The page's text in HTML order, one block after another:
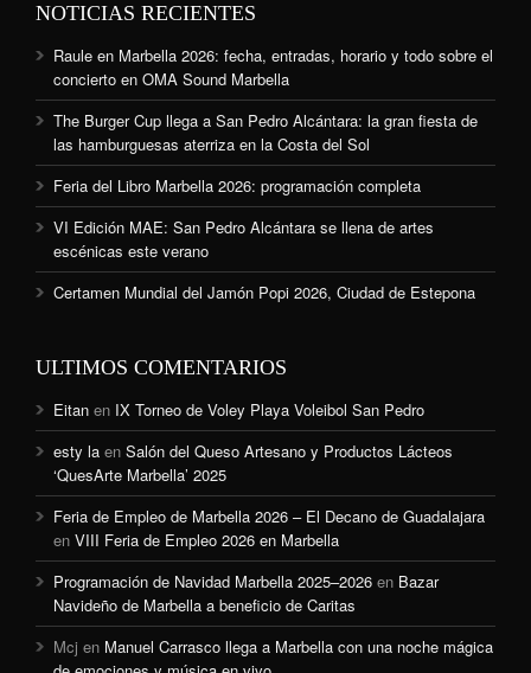
NOTICIAS RECIENTES
Raule en Marbella 2026: fecha, entradas, horario y todo sobre el
concierto en OMA Sound Marbella
The Burger Cup llega a San Pedro Alcántara: la gran fiesta de
las hamburguesas aterriza en la Costa del Sol
Feria del Libro Marbella 2026: programación completa
VI Edición MAE: San Pedro Alcántara se llena de artes
escénicas este verano
Certamen Mundial del Jamón Popi 2026, Ciudad de Estepona
ULTIMOS COMENTARIOS
Eitan en IX Torneo de Voley Playa Voleibol San Pedro
esty la en Salón del Queso Artesano y Productos Lácteos
‘QuesArte Marbella’ 2025
Feria de Empleo de Marbella 2026 – El Decano de Guadalajara
en VIII Feria de Empleo 2026 en Marbella
Programación de Navidad Marbella 2025–2026 en Bazar
Navideño de Marbella a beneficio de Caritas
Mcj en Manuel Carrasco llega a Marbella con una noche mágica